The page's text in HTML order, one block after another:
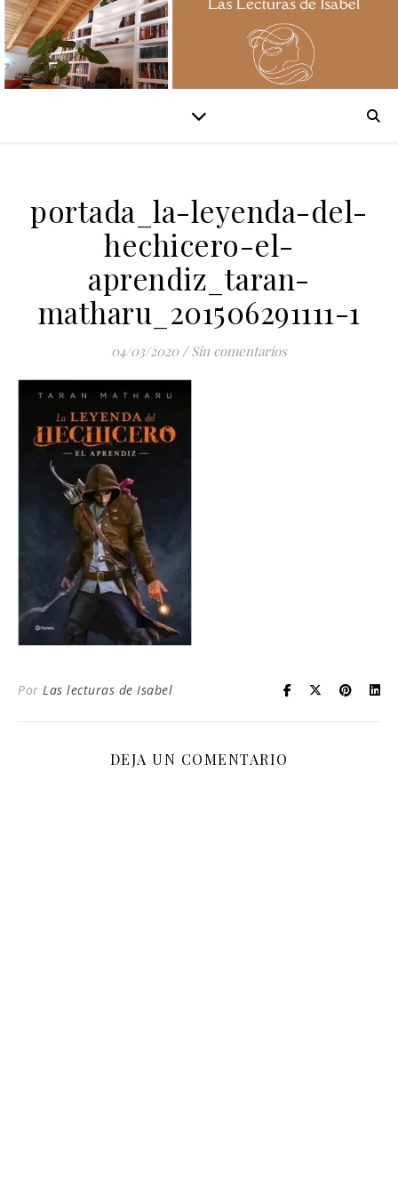
portada_la-leyenda-del-
hechicero-el-
aprendiz_taran-
matharu_201506291111-1
04/03/2020 / Sin comentarios
Por Las lecturas de Isabel
DEJA UN COMENTARIO